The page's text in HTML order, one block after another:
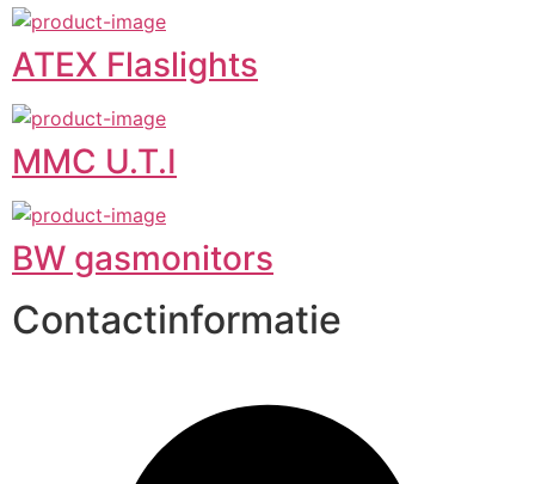
ATEX Flaslights
MMC U.T.I
BW gasmonitors
Contactinformatie